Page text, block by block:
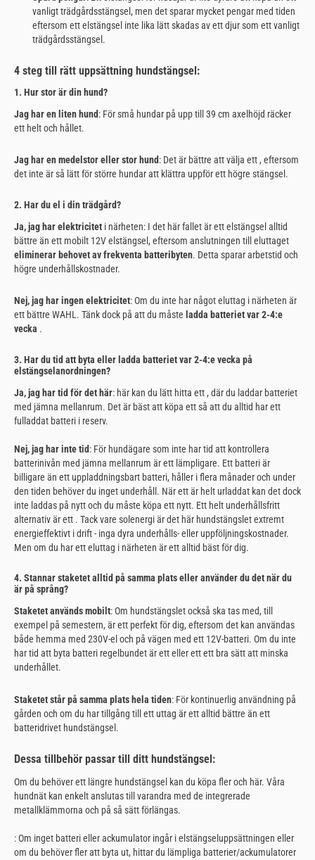
vanligt trädgårdsstängsel, men det sparar mycket pengar med tiden
eftersom ett elstängsel inte lika lätt skadas av ett djur som ett vanligt
trädgårdsstängsel.
4 steg till rätt uppsättning hundstängsel:
1. Hur stor är din hund?
Jag har en liten hund: För små hundar på upp till 39 cm axelhöjd räcker
ett helt och hållet.
Jag har en medelstor eller stor hund: Det är bättre att välja ett , eftersom
det inte är så lätt för större hundar att klättra uppför ett högre stängsel.
2. Har du el i din trädgård?
Ja, jag har elektricitet i närheten: I det här fallet är ett elstängsel alltid
bättre än ett mobilt 12V elstängsel, eftersom anslutningen till eluttaget
eliminerar behovet av frekventa batteribyten. Detta sparar arbetstid och
högre underhållskostnader.
Nej, jag har ingen elektricitet: Om du inte har något eluttag i närheten är
ett bättre WAHL. Tänk dock på att du måste ladda batteriet var 2-4:e
vecka .
3. Har du tid att byta eller ladda batteriet var 2-4:e vecka på
elstängselanordningen?
Ja, jag har tid för det här: här kan du lätt hitta ett , där du laddar batteriet
med jämna mellanrum. Det är bäst att köpa ett så att du alltid har ett
fulladdat batteri i reserv.
Nej, jag har inte tid: För hundägare som inte har tid att kontrollera
batterinivån med jämna mellanrum är ett lämpligare. Ett batteri är
billigare än ett uppladdningsbart batteri, håller i flera månader och under
den tiden behöver du inget underhåll. När ett är helt urladdat kan det dock
inte laddas på nytt och du måste köpa ett nytt. Ett helt underhållsfritt
alternativ är ett . Tack vare solenergi är det här hundstängslet extremt
energieffektivt i drift - inga dyra underhålls- eller uppföljningskostnader.
Men om du har ett eluttag i närheten är ett alltid bäst för dig.
4. Stannar staketet alltid på samma plats eller använder du det när du
är på språng?
Staketet används mobilt: Om hundstängslet också ska tas med, till
exempel på semestern, är ett perfekt för dig, eftersom det kan användas
både hemma med 230V-el och på vägen med ett 12V-batteri. Om du inte
har tid att byta batteri regelbundet är ett eller ett ett bra sätt att minska
underhållet.
Staketet står på samma plats hela tiden: För kontinuerlig användning på
gården och om du har tillgång till ett uttag är ett alltid bättre än ett
batteridrivet hundstängsel.
Dessa tillbehör passar till ditt hundstängsel:
Om du behöver ett längre hundstängsel kan du köpa fler och här. Våra
hundnät kan enkelt anslutas till varandra med de integrerade
metallklämmorna och på så sätt förlängas.
: Om inget batteri eller ackumulator ingår i elstängseluppsättningen eller
om du behöver fler att byta ut, hittar du lämpliga batterier/ackumulatorer